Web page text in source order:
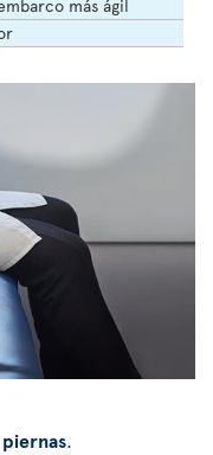
más ágil
.